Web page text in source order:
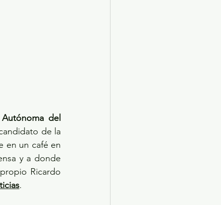
del
de la
en un café en
y a donde
Ricardo
.